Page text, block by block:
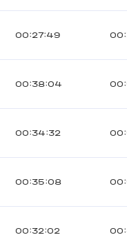
00:27:49
00:38:04
00:34:32
00:35:08
00:32:02